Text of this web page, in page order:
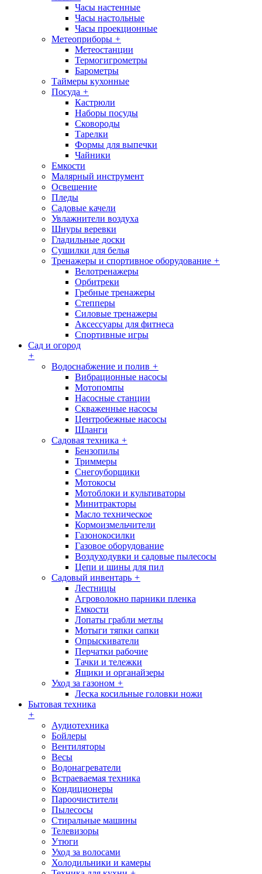
Часы настенные
Часы настольные
Часы проекционные
Метеоприборы +
Метеостанции
Термогигрометры
Барометры
Таймеры кухонные
Посуда +
Кастрюли
Наборы посуды
Сковороды
Тарелки
Формы для выпечки
Чайники
Емкости
Малярный инструмент
Освещение
Пледы
Садовые качели
Увлажнители воздуха
Шнуры веревки
Гладильные доски
Сушилки для белья
Тренажеры и спортивное оборудование +
Велотренажеры
Орбитреки
Гребные тренажеры
Степперы
Силовые тренажеры
Аксессуары для фитнеса
Спортивные игры
Сад и огород
+
Водоснабжение и полив +
Вибрационные насосы
Мотопомпы
Насосные станции
Скваженные насосы
Центробежные насосы
Шланги
Садовая техника +
Бензопилы
Триммеры
Снегоуборщики
Мотокосы
Мотоблоки и культиваторы
Минитракторы
Масло техническое
Кормоизмельчители
Газонокосилки
Газовое оборудование
Воздуходувки и садовые пылесосы
Цепи и шины для пил
Садовый инвентарь +
Лестницы
Агроволокно парники пленка
Емкости
Лопаты грабли метлы
Мотыги тяпки сапки
Опрыскиватели
Перчатки рабочие
Тачки и тележки
Ящики и органайзеры
Уход за газоном +
Леска косильные головки ножи
Бытовая техника
+
Аудиотехника
Бойлеры
Вентиляторы
Весы
Водонагреватели
Встраеваемая техника
Кондиционеры
Пароочистители
Пылесосы
Стиральные машины
Телевизоры
Утюги
Уход за волосами
Холодильники и камеры